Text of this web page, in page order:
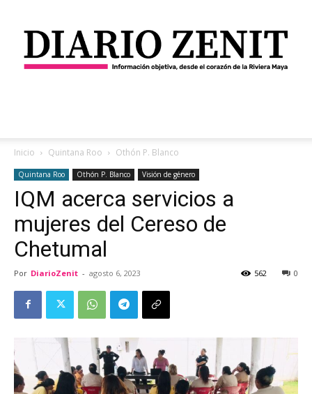
Zenit
Inicio Quintana Roo Othón P. Blanco
Quintana Roo Othón P. Blanco Visión de género
IQM acerca servicios a
mujeres del Cereso de
Chetumal
Por DiarioZenit - agosto 6, 2023 0
562